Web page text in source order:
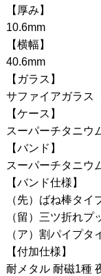
【厚み】
10.6mm
【横幅】
40.6mm
【ガラス】
サファイアガラス
【ケース】
スーパーチタニウ
【バンド】
スーパーチタニウ
【バンド仕様】
（先）ばね棒タイ
（留）三ツ折れプ
（ア）割パイプタ
【付加仕様】
耐メタル 耐磁1種